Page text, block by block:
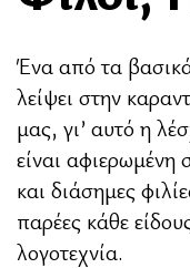
Ένα από τα
λείψει στην
μας, γι’ αυτό η
είναι αφιερωμένη
και διάσημες
παρέες κάθε
λογοτεχνία.